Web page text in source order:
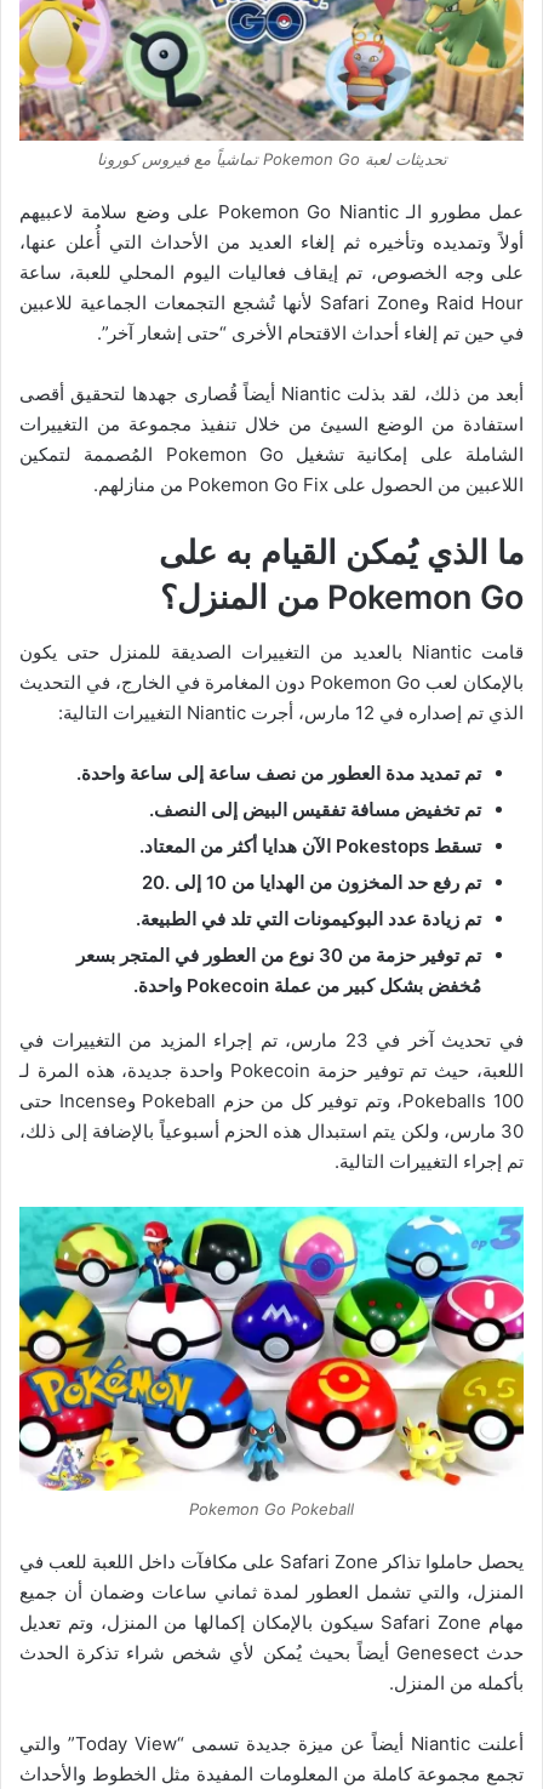
تحديثات لعبة Pokemon Go تماشياً مع فيروس كورونا
عمل مطورو الـ Pokemon Go Niantic على وضع سلامة لاعبيهم
أولاً وتمديده وتأخيره ثم إلغاء العديد من الأحداث التي أُعلن عنها،
على وجه الخصوص، تم إيقاف فعاليات اليوم المحلي للعبة، ساعة
Raid Hour وSafari Zone لأنها تُشجع التجمعات الجماعية للاعبين
في حين تم إلغاء أحداث الاقتحام الأخرى “حتى إشعار آخر”.
أبعد من ذلك، لقد بذلت Niantic أيضاً قُصارى جهدها لتحقيق أقصى
استفادة من الوضع السيئ من خلال تنفيذ مجموعة من التغييرات
الشاملة على إمكانية تشغيل Pokemon Go المُصممة لتمكين
اللاعبين من الحصول على Pokemon Go Fix من منازلهم.
ما الذي يُمكن القيام به على
Pokemon Go من المنزل؟
قامت Niantic بالعديد من التغييرات الصديقة للمنزل حتى يكون
بالإمكان لعب Pokemon Go دون المغامرة في الخارج، في التحديث
الذي تم إصداره في 12 مارس، أجرت Niantic التغييرات التالية:
تم تمديد مدة العطور من نصف ساعة إلى ساعة واحدة.
تم تخفيض مسافة تفقيس البيض إلى النصف.
تسقط Pokestops الآن هدايا أكثر من المعتاد.
تم رفع حد المخزون من الهدايا من 10 إلى .20
تم زيادة عدد البوكيمونات التي تلد في الطبيعة.
تم توفير حزمة من 30 نوع من العطور في المتجر بسعر
مُخفض بشكل كبير من عملة Pokecoin واحدة.
في تحديث آخر في 23 مارس، تم إجراء المزيد من التغييرات في
اللعبة، حيث تم توفير حزمة Pokecoin واحدة جديدة، هذه المرة لـ
100 Pokeballs، وتم توفير كل من حزم Pokeball وIncense حتى
30 مارس، ولكن يتم استبدال هذه الحزم أسبوعياً بالإضافة إلى ذلك،
تم إجراء التغييرات التالية.
Pokemon Go Pokeball
يحصل حاملوا تذاكر Safari Zone على مكافآت داخل اللعبة للعب في
المنزل، والتي تشمل العطور لمدة ثماني ساعات وضمان أن جميع
مهام Safari Zone سيكون بالإمكان إكمالها من المنزل، وتم تعديل
حدث Genesect أيضاً بحيث يُمكن لأي شخص شراء تذكرة الحدث
بأكمله من المنزل.
أعلنت Niantic أيضاً عن ميزة جديدة تسمى “Today View” والتي
تجمع مجموعة كاملة من المعلومات المفيدة مثل الخطوط والأحداث